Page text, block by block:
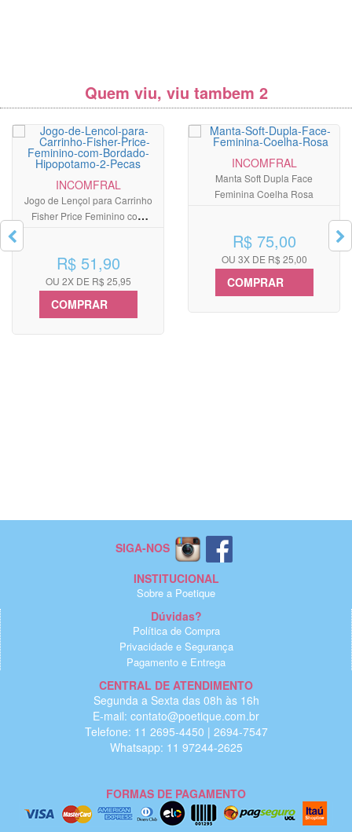
Quem viu, viu tambem 2
INCOMFRAL
Jogo de Lençol para Carrinho
Fisher Price Feminino com
R$ 51,90
OU 2X DE R$ 25,95
COMPRAR
INCOMFRAL
Manta Soft Dupla Face
Feminina Coelha Rosa
R$ 75,00
OU 3X DE R$ 25,00
COMPRAR
SIGA-NOS
INSTITUCIONAL
Sobre a Poetique
Dúvidas?
Política de Compra
Privacidade e Segurança
Pagamento e Entrega
CENTRAL DE ATENDIMENTO
Segunda a Sexta das 08h às 16h
E-mail: contato@poetique.com.br
Telefone: 11 2695-4450 | 2694-7547
Whatsapp: 11 97244-2625
FORMAS DE PAGAMENTO